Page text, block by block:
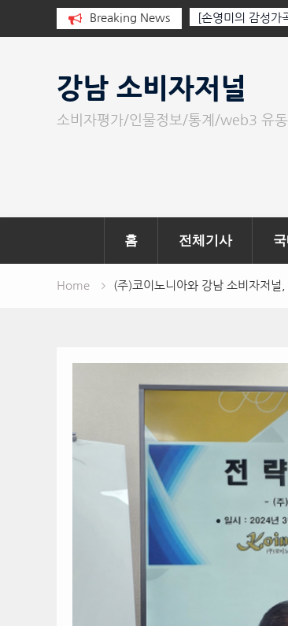
Breaking News
원 자선 바자회 수익금 [손영미의 감성가곡] 누군가
강남 소비자저널
소비자평가/인물정보/통계/web3 유
홈 전체기사
Home (주)코이노니아와 강남 소비자저